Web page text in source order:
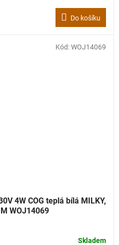
Do košíku
4W COG teplá bílá MILKY,
WOJ14069
Skladem
Kód:WOJ14069